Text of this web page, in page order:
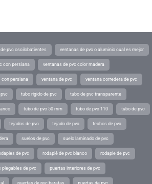
pvc oscilobatientes ventanas de pvc o aluminio cual es mejor
con persiana ventanas de pvc color madera
con persiana ventana de pvc ventana corredera de pvc
tubo rigido de pvc tubo de pvc transparente
tubo de pvc 50 mm tubo de pvc 110 tubo de pvc
tejados de pvc tejado de pvc techos de pvc
suelos de pvc suelo laminado de pvc
de pvc rodapié de pvc blanco rodapie de pvc
plegables de pvc puertas interiores de pvc
puertas de pvc baratas puertas de pvc